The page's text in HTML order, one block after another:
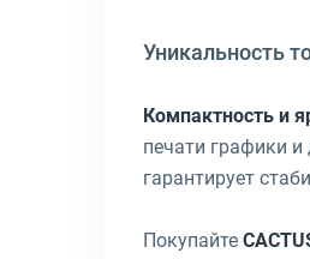
Уникальность
Компактность и
печати графики
гарантирует
Покупайте